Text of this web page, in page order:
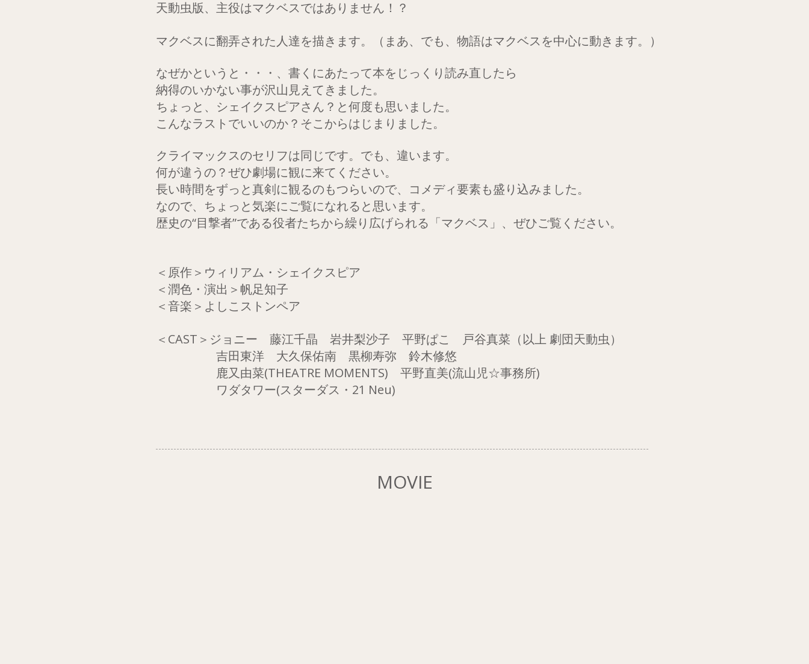
天動虫版、主役はマクベスではありません！？
マクベスに翻弄された人達を描きます。（まあ、でも、物語はマクベスを中心に動きます。）
なぜかというと・・・、書くにあたって本をじっくり読み直したら
納得のいかない事が沢山見えてきました。
ちょっと、シェイクスピアさん？と何度も思いました。
こんなラストでいいのか？そこからはじまりました。
クライマックスのセリフは同じです。でも、違います。
何が違うの？ぜひ劇場に観に来てください。
長い時間をずっと真剣に観るのもつらいので、コメディ要素も盛り込みました。
なので、ちょっと気楽にご覧になれると思います。
歴史の“目撃者”である役者たちから繰り広げられる「マクベス」、ぜひご覧ください。
＜原作＞ウィリアム・シェイクスピア
＜潤色・演出＞帆足知子
＜音楽＞よしこストンペア​​
＜CAST＞ジョニー 藤江千晶 岩井梨沙子 平野ぱこ 戸谷真菜（以上 劇団天動虫）
吉田東洋 大久保佑南 黒柳寿弥 鈴木修悠
鹿又由菜(THEATRE MOMENTS) 平野直美(流山児☆事務所)
​ ワダタワー(スターダス・21 Neu)
MOVIE